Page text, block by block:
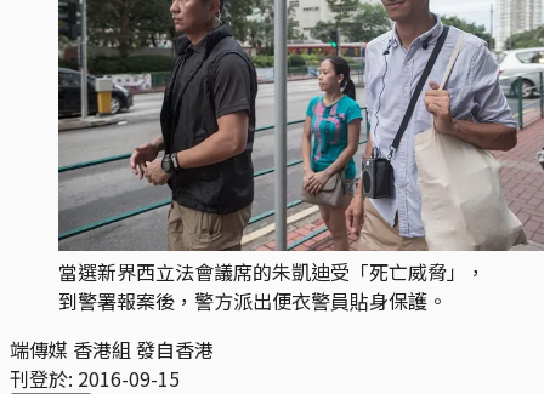
當選新界西立法會議席的朱凱迪受「死亡威脅」，
到警署報案後，警方派出便衣警員貼身保護。
端傳媒 香港組 發自香港
刊登於: 2016-09-15